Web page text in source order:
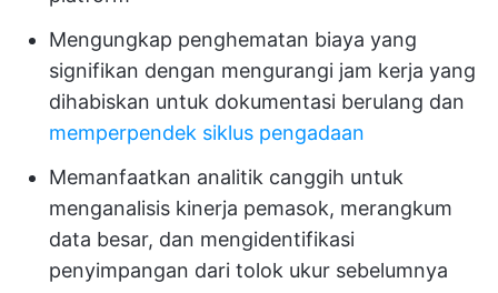
Mengungkap penghematan biaya yang
signifikan dengan mengurangi jam kerja yang
dihabiskan untuk dokumentasi berulang dan
memperpendek siklus pengadaan
Memanfaatkan analitik canggih untuk
menganalisis kinerja pemasok, merangkum
data besar, dan mengidentifikasi
penyimpangan dari tolok ukur sebelumnya